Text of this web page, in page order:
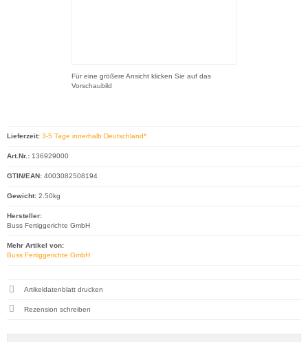
Für eine größere Ansicht klicken Sie auf das
Vorschaubild
Lieferzeit: 3-5 Tage innerhalb Deutschland*
Art.Nr.: 136929000
GTIN/EAN: 4003082508194
Gewicht: 2.50kg
Hersteller:
Buss Fertiggerichte GmbH
Mehr Artikel von:
Buss Fertiggerichte GmbH
Artikeldatenblatt drucken
Rezension schreiben